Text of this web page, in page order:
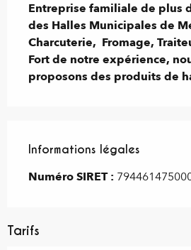
Entreprise familiale de plus
des Halles Municipales de
Charcuterie,  Fromage,
Fort de notre expérience,
proposons des produits de
Informations légales
Informations légales
Numéro SIRET :
Tarifs